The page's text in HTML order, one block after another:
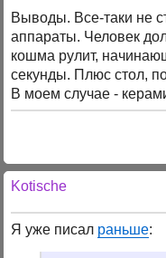
Выводы. Все-таки не
аппараты. Человек
кошма рулит,
секунды. Плюс стол,
В моем случае -
Kotische
Я уже писал раньше: